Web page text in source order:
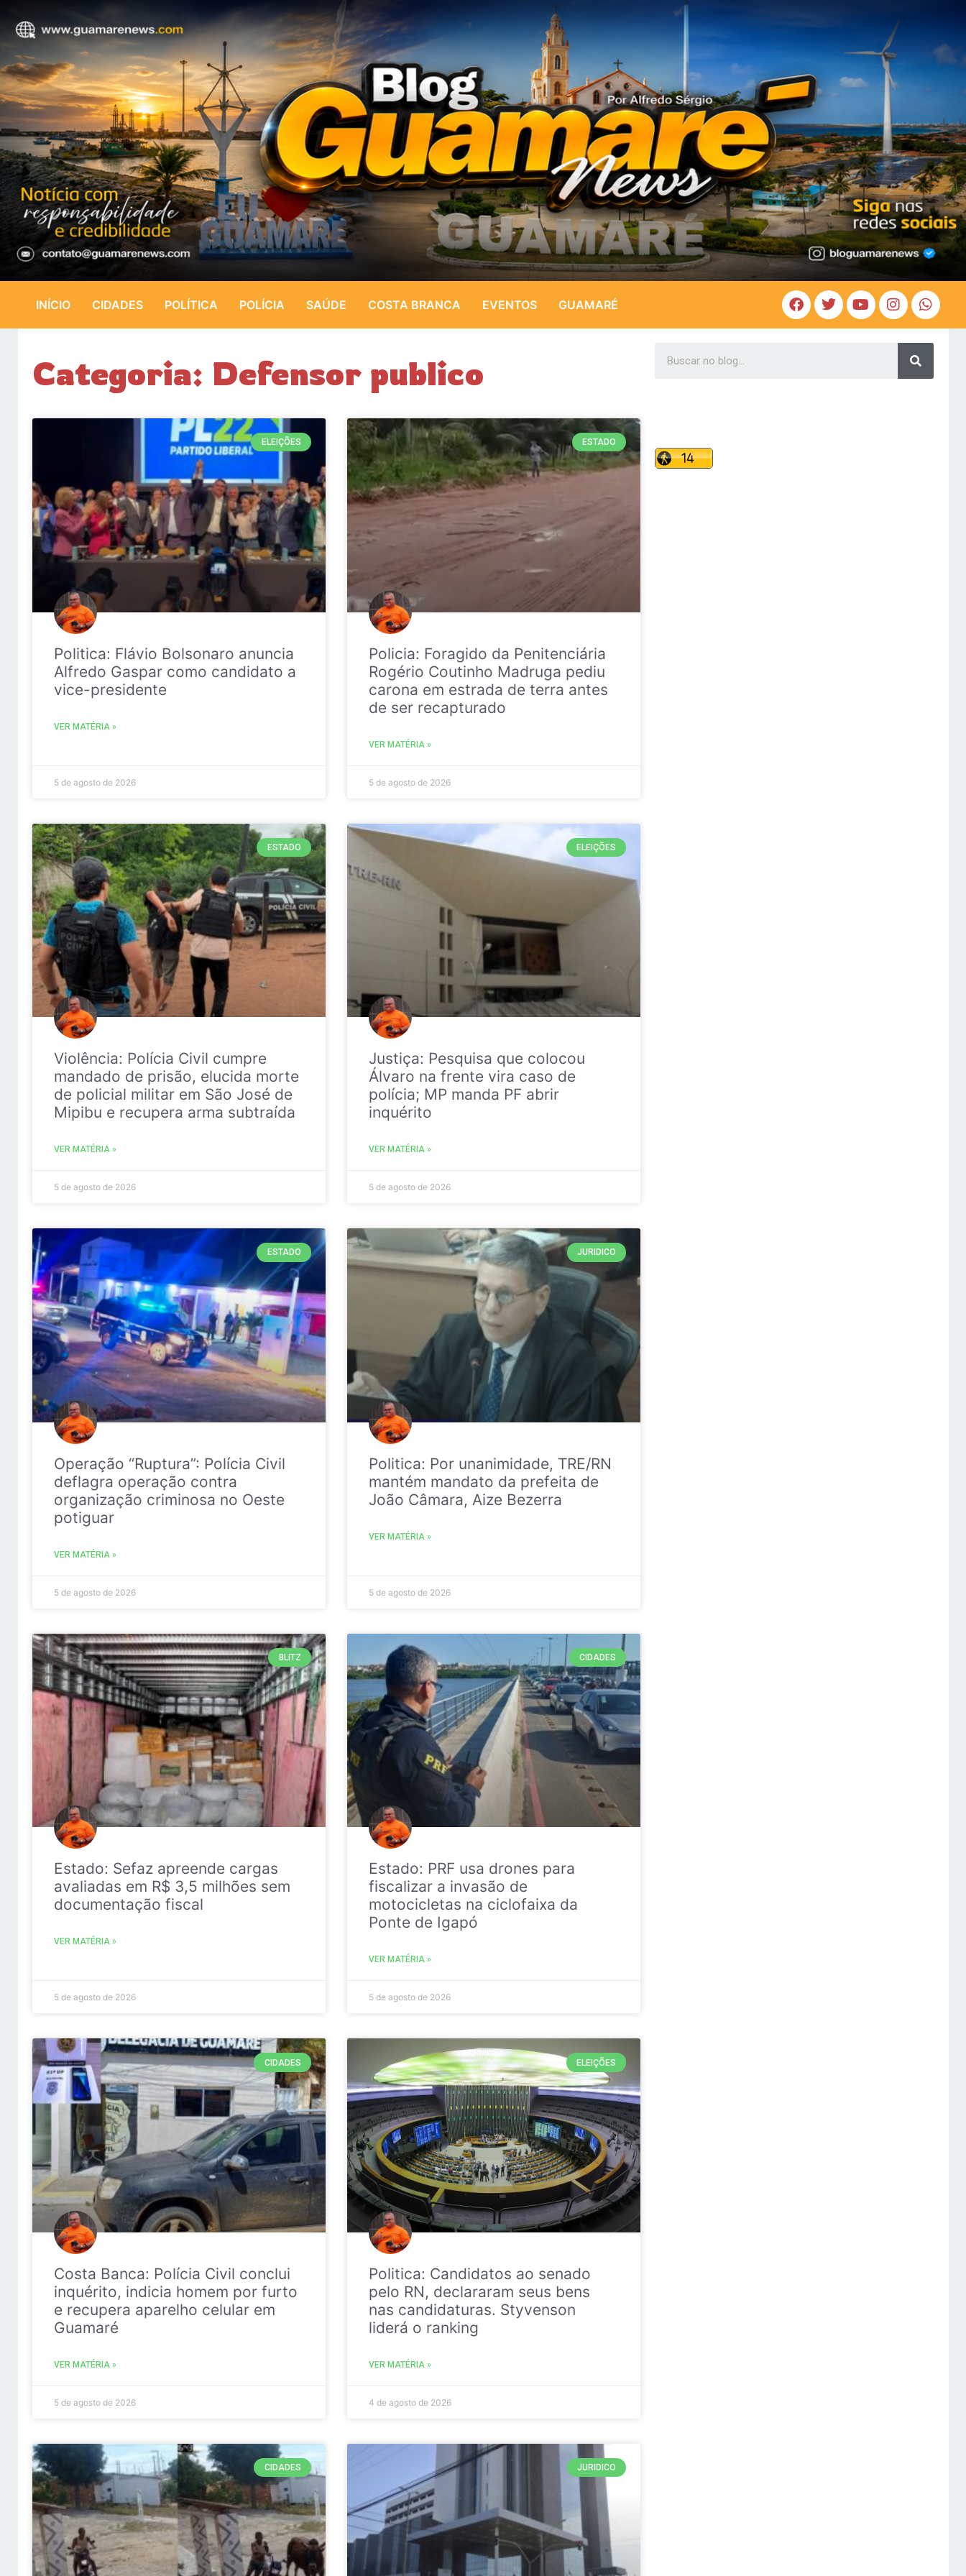
INÍCIO CIDADES POLÍTICA POLÍCIA SAÚDE COSTA BRANCA EVENTOS GUAMARÉ
Categoria: Defensor publico
ELEIÇÕES
Politica: Flávio Bolsonaro anuncia
Alfredo Gaspar como candidato a
vice-presidente
VER MATÉRIA »
5 de agosto de 2026
ESTADO
Policia: Foragido da Penitenciária
Rogério Coutinho Madruga pediu
carona em estrada de terra antes
de ser recapturado
VER MATÉRIA »
5 de agosto de 2026
ESTADO
Violência: Polícia Civil cumpre
mandado de prisão, elucida morte
de policial militar em São José de
Mipibu e recupera arma subtraída
VER MATÉRIA »
5 de agosto de 2026
ELEIÇÕES
Justiça: Pesquisa que colocou
Álvaro na frente vira caso de
polícia; MP manda PF abrir
inquérito
VER MATÉRIA »
5 de agosto de 2026
ESTADO
Operação “Ruptura”: Polícia Civil
deflagra operação contra
organização criminosa no Oeste
potiguar
VER MATÉRIA »
5 de agosto de 2026
JURIDICO
Politica: Por unanimidade, TRE/RN
mantém mandato da prefeita de
João Câmara, Aize Bezerra
VER MATÉRIA »
5 de agosto de 2026
BLITZ
Estado: Sefaz apreende cargas
avaliadas em R$ 3,5 milhões sem
documentação fiscal
VER MATÉRIA »
5 de agosto de 2026
CIDADES
Estado: PRF usa drones para
fiscalizar a invasão de
motocicletas na ciclofaixa da
Ponte de Igapó
VER MATÉRIA »
5 de agosto de 2026
CIDADES
Costa Banca: Polícia Civil conclui
inquérito, indicia homem por furto
e recupera aparelho celular em
Guamaré
VER MATÉRIA »
5 de agosto de 2026
ELEIÇÕES
Politica: Candidatos ao senado
pelo RN, declararam seus bens
nas candidaturas. Styvenson
liderá o ranking
VER MATÉRIA »
4 de agosto de 2026
CIDADES JURIDICO